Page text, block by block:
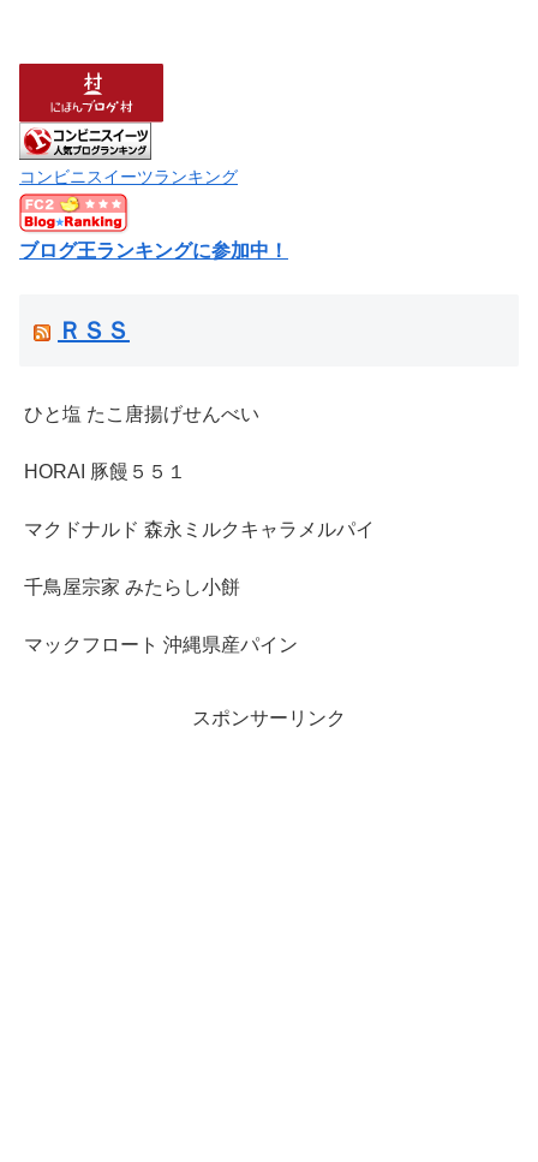
コンビニスイーツランキング
ブログ王ランキングに参加中！
ＲＳＳ
ひと塩 たこ唐揚げせんべい
HORAI 豚饅５５１
マクドナルド 森永ミルクキャラメルパイ
千鳥屋宗家 みたらし小餅
マックフロート 沖縄県産パイン
スポンサーリンク